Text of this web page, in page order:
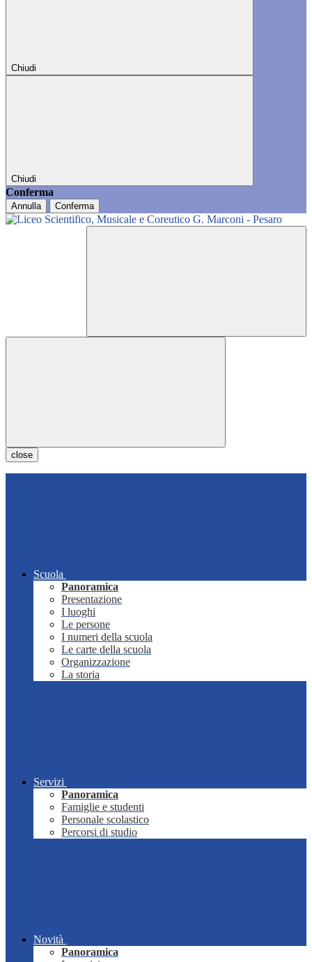
Chiudi
Chiudi
Conferma
Annulla Conferma
close
Scuola
Panoramica
Presentazione
I luoghi
Le persone
I numeri della scuola
Le carte della scuola
Organizzazione
La storia
Servizi
Panoramica
Famiglie e studenti
Personale scolastico
Percorsi di studio
Novità
Panoramica